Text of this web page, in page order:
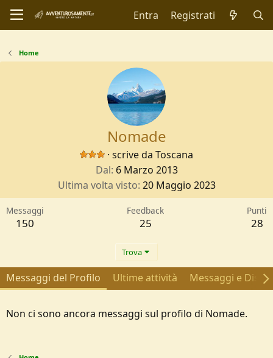
Entra Registrati
Home
Nomade
· scrive da Toscana
Dal 6 Marzo 2013
Ultima volta visto 20 Maggio 2023
Messaggi
150
Feedback
25
Punti
28
Trova
Messaggi del Profilo Ultime attività Messaggi e
Non ci sono ancora messaggi sul profilo di Nomade.